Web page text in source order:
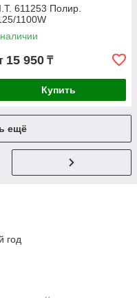
611253 Полир.
1100W
15 950 ₸
Купить
ещё
год